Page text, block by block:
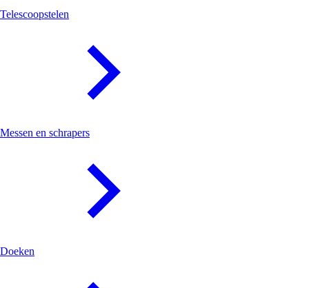
Telescoopstelen
Messen en schrapers
Doeken